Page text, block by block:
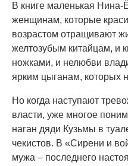
В книге маленькая Нина-
женщинам, которые
возрастом отращивают
желтозубым китайцам, и
ножками, и нелюбви
ярким цыганам, которых
Но когда наступают
власти, уже многое
наган дяди Кузьмы в
чекистов. В «Сирени и
мужа – последнего